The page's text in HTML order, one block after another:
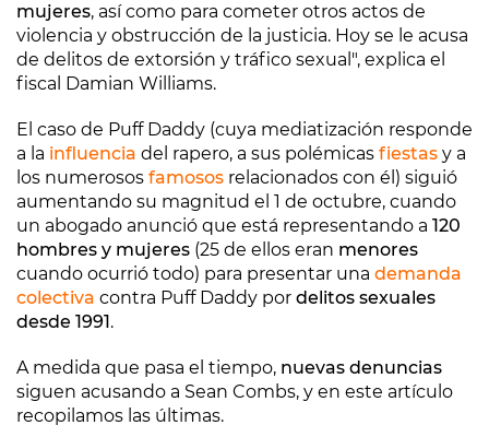
mujeres, así como para cometer otros actos de
violencia y obstrucción de la justicia. Hoy se le acusa
de delitos de extorsión y tráfico sexual", explica el
fiscal Damian Williams.
El caso de Puff Daddy (cuya mediatización responde
a la influencia del rapero, a sus polémicas fiestas y a
los numerosos famosos relacionados con él) siguió
aumentando su magnitud el 1 de octubre, cuando
un abogado anunció que está representando a 120
hombres y mujeres (25 de ellos eran menores
cuando ocurrió todo) para presentar una demanda
colectiva contra Puff Daddy por delitos sexuales
desde 1991.
A medida que pasa el tiempo, nuevas denuncias
siguen acusando a Sean Combs, y en este artículo
recopilamos las últimas.